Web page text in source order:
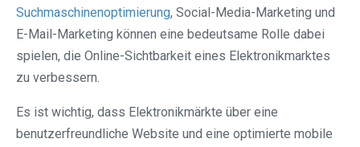
Suchmaschinenoptimierung, Social-Media-Marketing und
E-Mail-Marketing können eine bedeutsame Rolle dabei
spielen, die Online-Sichtbarkeit eines Elektronikmarktes
zu verbessern.
Es ist wichtig, dass Elektronikmärkte über eine
benutzerfreundliche Website und eine optimierte mobile